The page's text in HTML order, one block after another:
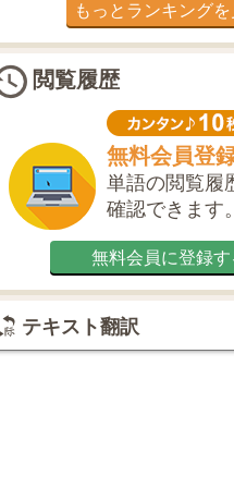
もっとランキング
閲覧履歴
無料会員登
単語の閲覧履
確認できます。
無料会員に登録す
テキスト翻訳